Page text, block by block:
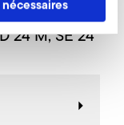
24 M, SE 24